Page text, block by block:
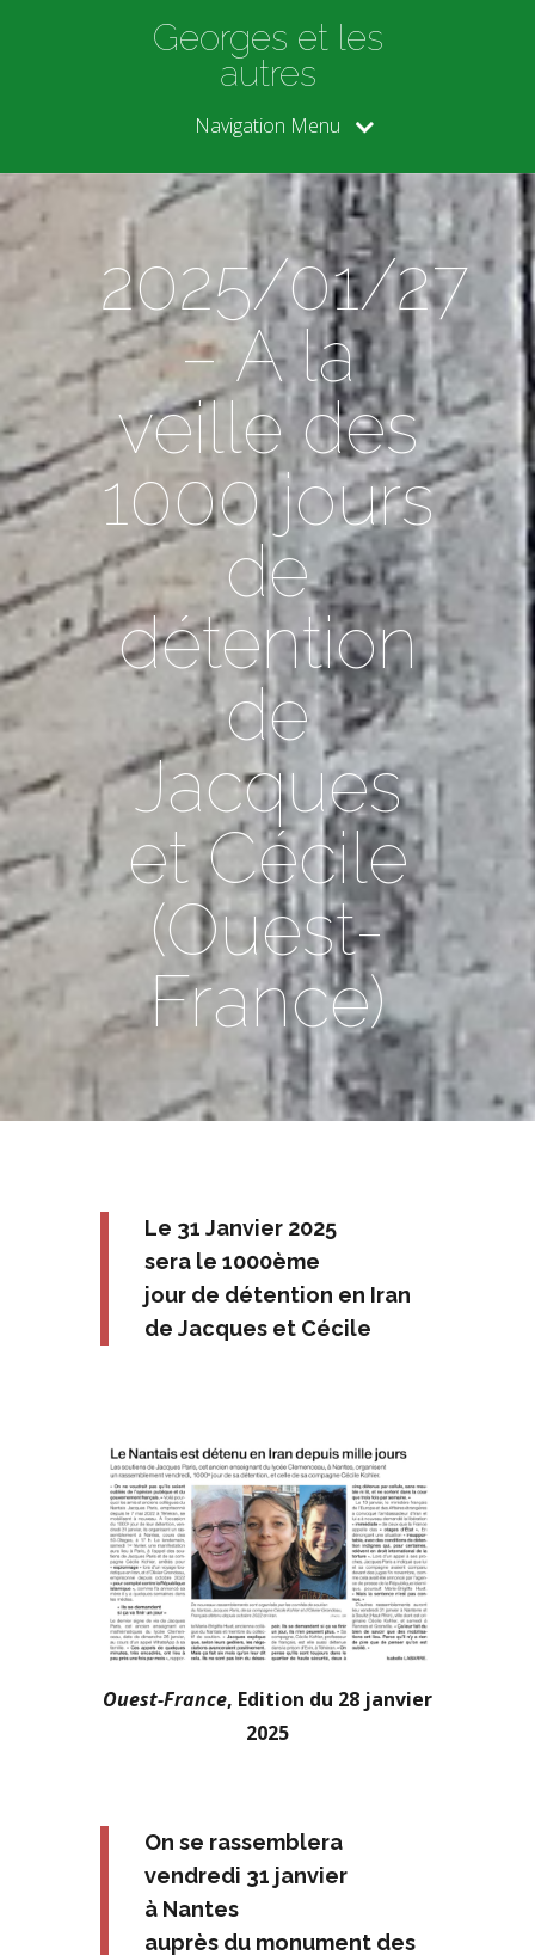
Georges et les
autres
Navigation Menu
2025/01/27
– A la
veille des
1000 jours
de
détention
de
Jacques
et Cécile
(Ouest-
France)
Le 31 Janvier 2025
sera le 1000ème
jour de détention en Iran
de Jacques et Cécile
Ouest-France, Edition du 28 janvier
2025
On se rassemblera
vendredi 31 janvier
à Nantes
auprès du monument des